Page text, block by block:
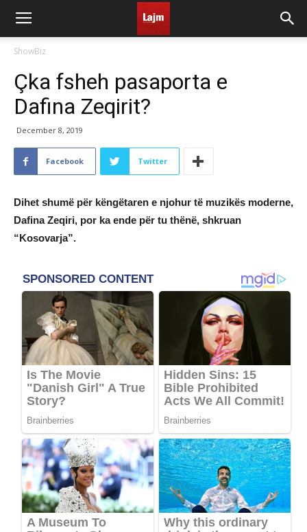
ShowBiz
Çka fsheh pasaporta e
Dafina Zeqirit?
December 8, 2019
Facebook Twitter
Dihet shumë për këngëtaren e njohur të muzikës moderne,
Dafina Zeqiri, por ka ende për tu thënë, shkruan
“Kosovarja”.